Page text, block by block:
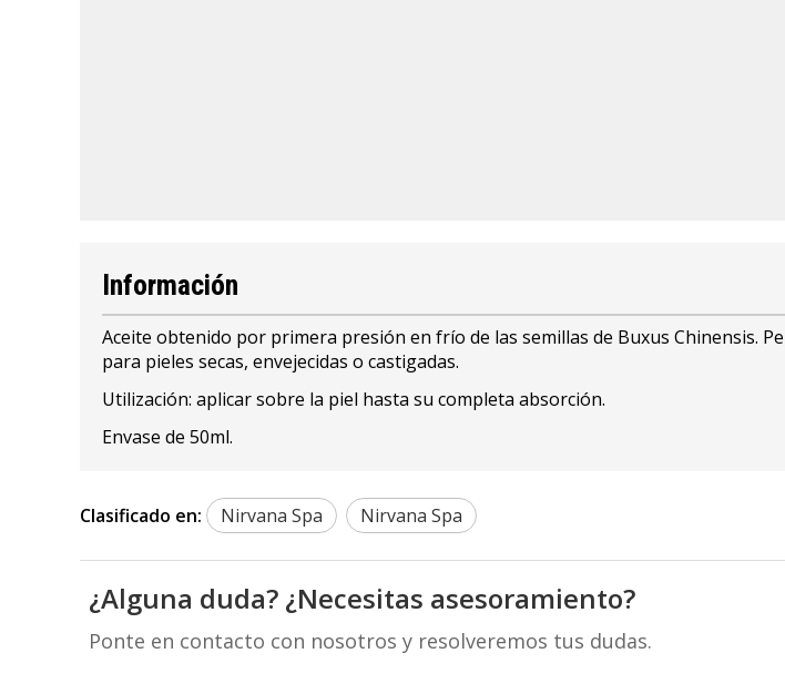
Información
Aceite obtenido por primera presión en frío de las semillas de Buxus Chinensis.
para pieles secas, envejecidas o castigadas.
Utilización: aplicar sobre la piel hasta su completa absorción.
Envase de 50ml.
Clasificado en: Nirvana Spa Nirvana Spa
¿Alguna duda? ¿Necesitas asesoramiento?
Ponte en contacto con nosotros y resolveremos tus dudas.